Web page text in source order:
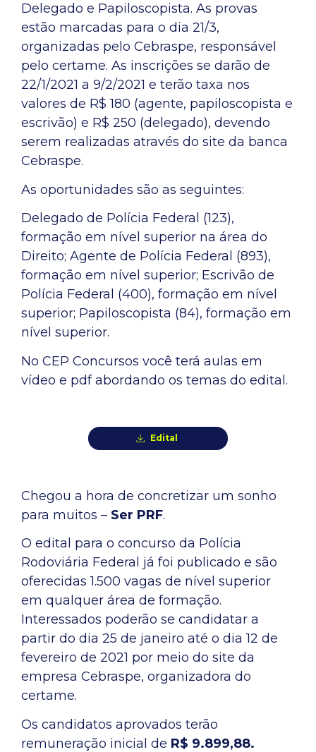
Delegado e Papiloscopista. As provas
estão marcadas para o dia 21/3,
organizadas pelo Cebraspe, responsável
pelo certame. As inscrições se darão de
22/1/2021 a 9/2/2021 e terão taxa nos
valores de R$ 180 (agente, papiloscopista e
escrivão) e R$ 250 (delegado), devendo
serem realizadas através do site da banca
Cebraspe.
As oportunidades são as seguintes:
Delegado de Polícia Federal (123),
formação em nível superior na área do
Direito; Agente de Polícia Federal (893),
formação em nível superior; Escrivão de
Polícia Federal (400), formação em nível
superior; Papiloscopista (84), formação em
nível superior.
No CEP Concursos você terá aulas em
vídeo e pdf abordando os temas do edital.
Edital
Chegou a hora de concretizar um sonho
para muitos – Ser PRF.
O edital para o concurso da Polícia
Rodoviária Federal já foi publicado e são
oferecidas 1.500 vagas de nível superior
em qualquer área de formação.
Interessados poderão se candidatar a
partir do dia 25 de janeiro até o dia 12 de
fevereiro de 2021 por meio do site da
empresa Cebraspe, organizadora do
certame.
Os candidatos aprovados terão
remuneração inicial de R$ 9.899,88.